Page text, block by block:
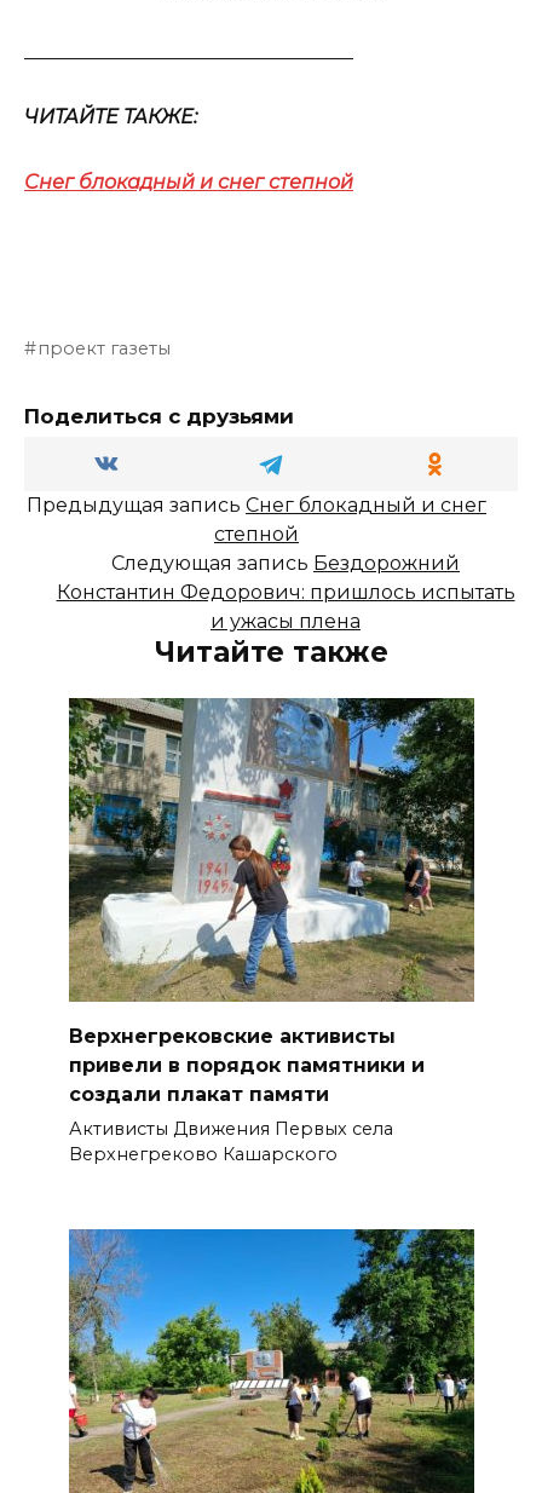
ЧИТАЙТЕ ТАКЖЕ:
Снег блокадный и снег степной
проект газеты
Поделиться с друзьями
Предыдущая запись Снег блокадный и снег
степной
Следующая запись Бездорожний
Константин Федорович: пришлось испытать
и ужасы плена
Читайте также
Верхнегрековские активисты
привели в порядок памятники и
создали плакат памяти
Активисты Движения Первых села
Верхнегреково Кашарского